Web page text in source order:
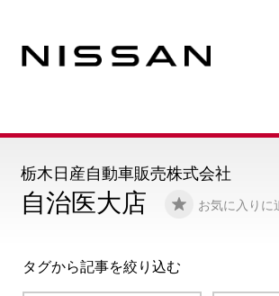
自治医大店 お気に入りに
栃木日産自動車販売株式会社
タグから記事を絞り込む